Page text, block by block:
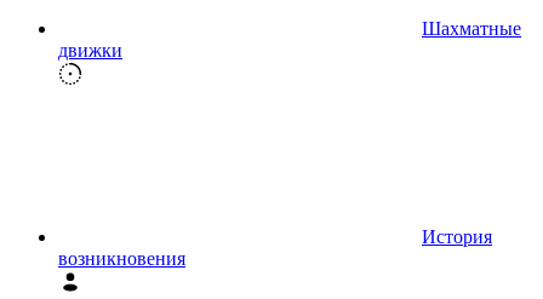
Шахматные
движки
История
возникновения